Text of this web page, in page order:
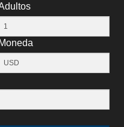
Moneda